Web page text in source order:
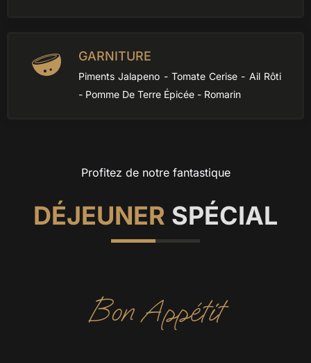
GARNITURE
Piments Jalapeno - Tomate Cerise - Ail Rôti
- Pomme De Terre Épicée - Romarin
Profitez de notre fantastique
DÉJEUNER SPÉCIAL
Bon Appétit